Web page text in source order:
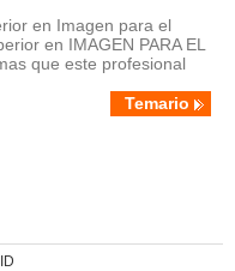
en Imagen para el
en IMAGEN PARA EL
que este profesional
Temario